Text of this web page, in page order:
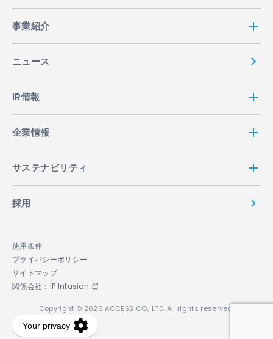
事業紹介
ニュース
IR情報
企業情報
サステナビリティ
採用
使用条件
プライバシーポリシー
サイトマップ
関係会社：IP Infusion
Copyright © 2026 ACCESS CO., LTD. All rights reserved.